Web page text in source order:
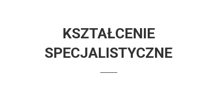
KSZTAŁCENIE
SPECJALISTYCZNE